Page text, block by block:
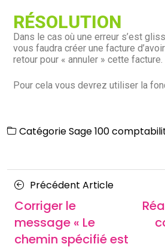
RÉSOLUTION
Dans le cas où une erreur s’est
vous faudra créer une facture
retour pour « annuler » cette facture.
Pour cela vous devrez utiliser la
CatégorieSage 100
Précédent Article
Corriger le
message « Le
chemin spécifié est